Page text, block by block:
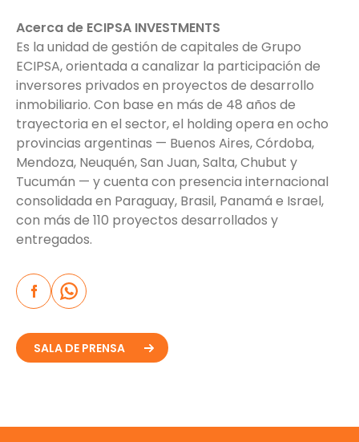
Acerca de ECIPSA INVESTMENTS
Es la unidad de gestión de capitales de Grupo
ECIPSA, orientada a canalizar la participación de
inversores privados en proyectos de desarrollo
inmobiliario. Con base en más de 48 años de
trayectoria en el sector, el holding opera en ocho
provincias argentinas — Buenos Aires, Córdoba,
Mendoza, Neuquén, San Juan, Salta, Chubut y
Tucumán — y cuenta con presencia internacional
consolidada en Paraguay, Brasil, Panamá e Israel,
con más de 110 proyectos desarrollados y
entregados.
SALA DE PRENSA